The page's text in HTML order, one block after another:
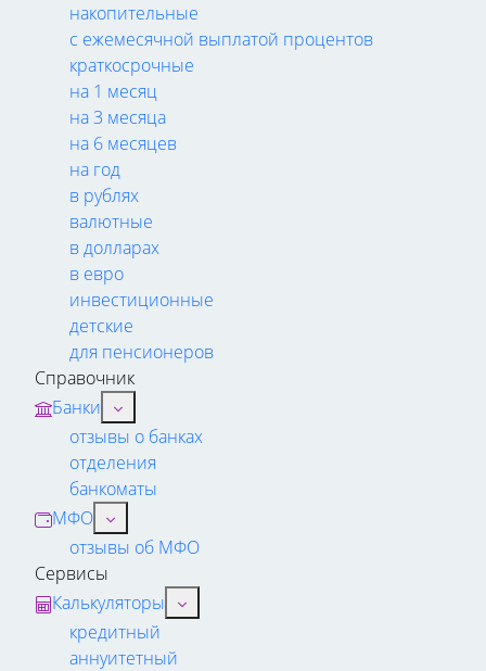
накопительные
с ежемесячной выплатой процентов
краткосрочные
на 1 месяц
на 3 месяца
на 6 месяцев
на год
в рублях
валютные
в долларах
в евро
инвестиционные
детские
для пенсионеров
Справочник
Банки
отзывы о банках
отделения
банкоматы
МФО
отзывы об МФО
Сервисы
Калькуляторы
кредитный
аннуитетный